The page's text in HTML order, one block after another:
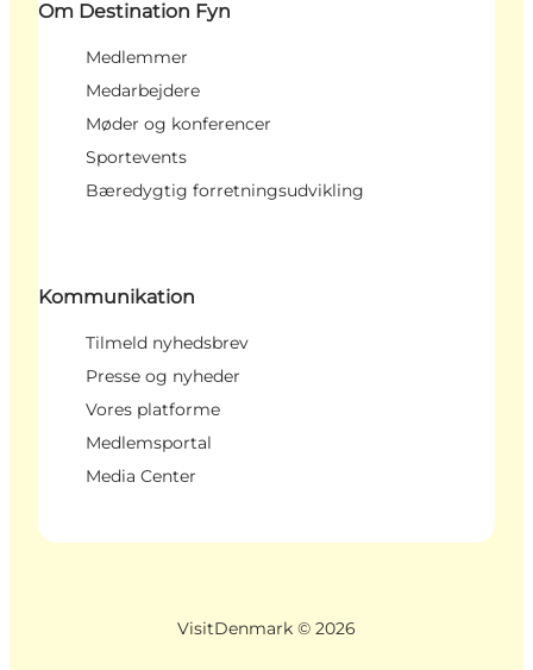
Om Destination Fyn
Medlemmer
Medarbejdere
Møder og konferencer
Sportevents
Bæredygtig forretningsudvikling
Kommunikation
Tilmeld nyhedsbrev
Presse og nyheder
Vores platforme
Medlemsportal
Media Center
VisitDenmark © 2026